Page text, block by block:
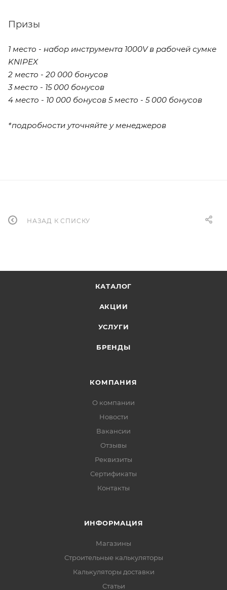
Призы
1 место - набор инструмента 1000V в рабочей сумке
KNIPEX
2 место - 20 000 бонусов
3 место - 15 000 бонусов
4 место - 10 000 бонусов 5 место - 5 000 бонусов
*подробности уточняйте у менеджеров
НАЗАД К СПИСКУ
КАТАЛОГ
АКЦИИ
УСЛУГИ
БРЕНДЫ
КОМПАНИЯ
О компании
Новости
Вакансии
Отзывы
Реквизиты
Сертификаты
Контакты
ИНФОРМАЦИЯ
Магазины
Строительные калькуляторы
Калькуляторы доставки
Статьи